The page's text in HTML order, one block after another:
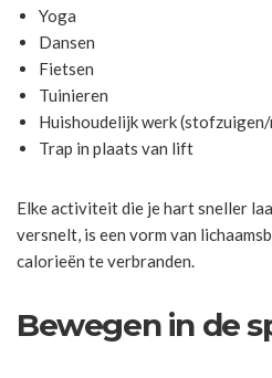
Yoga
Dansen
Fietsen
Tuinieren
Huishoudelijk werk (stofzuigen/
Trap in plaats van lift
Elke activiteit die je hart sneller
versnelt, is een vorm van
calorieën te verbranden.
Bewegen in de